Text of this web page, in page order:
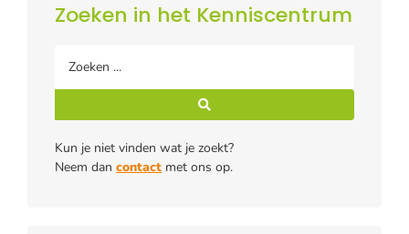
Zoeken in het Kenniscentrum
Kun je niet vinden wat je zoekt?
Neem dan contact met ons op.